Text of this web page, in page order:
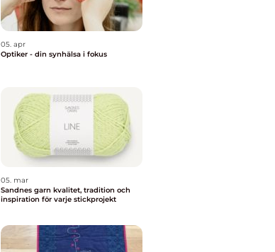
05. apr
Optiker - din synhälsa i fokus
05. mar
Sandnes garn kvalitet, tradition och
inspiration för varje stickprojekt